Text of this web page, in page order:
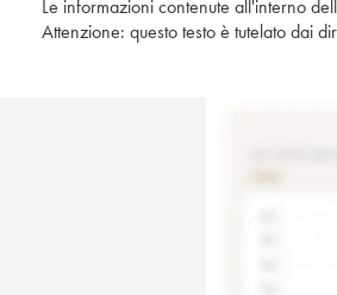
Le informazioni contenute all'interno
Attenzione: questo testo è tutelato dai